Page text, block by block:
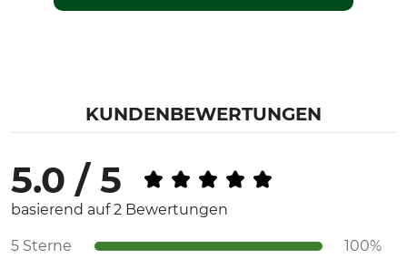
KUNDENBEWERTUNGEN
5.0 / 5
basierend auf 2 Bewertungen
5 Sterne
100%